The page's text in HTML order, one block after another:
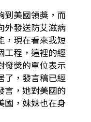
到美國領獎，而
外發送防艾滋病
現在看來我短
工程，這裡的經
獎的單位表示
，發言稿已經
言，她對美國的
，妹妹也在身